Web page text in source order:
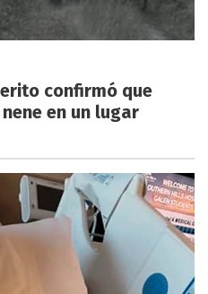
confirmó que
en un lugar